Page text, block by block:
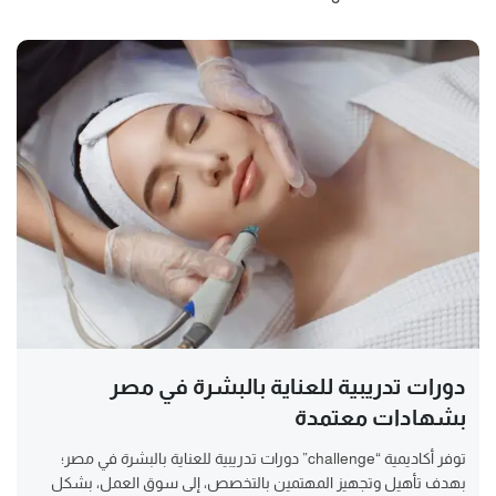
دورات تدريبية للعناية بالبشرة في مصر
بشهادات معتمدة
توفر أكاديمية “challenge” دورات تدريبية للعناية بالبشرة في مصر؛
بهدف تأهيل وتجهيز المهتمين بالتخصص، إلى سوق العمل، بشكل